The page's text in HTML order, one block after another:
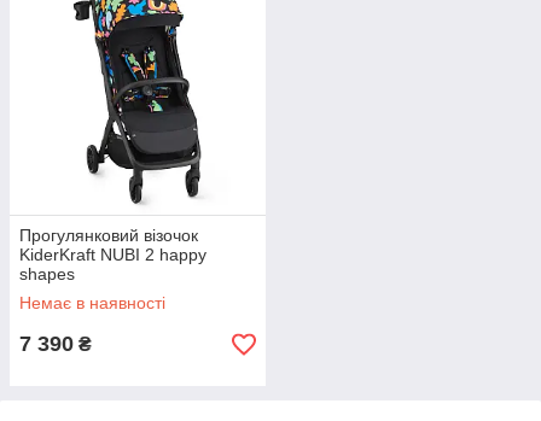
Прогулянковий візочок
KiderKraft NUBI 2 happy
shapes
Немає в наявності
7 390 ₴